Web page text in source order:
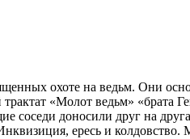
охоте на ведьм. Они
«Молот ведьм» «брата
соседи доносили друг на
ересь и